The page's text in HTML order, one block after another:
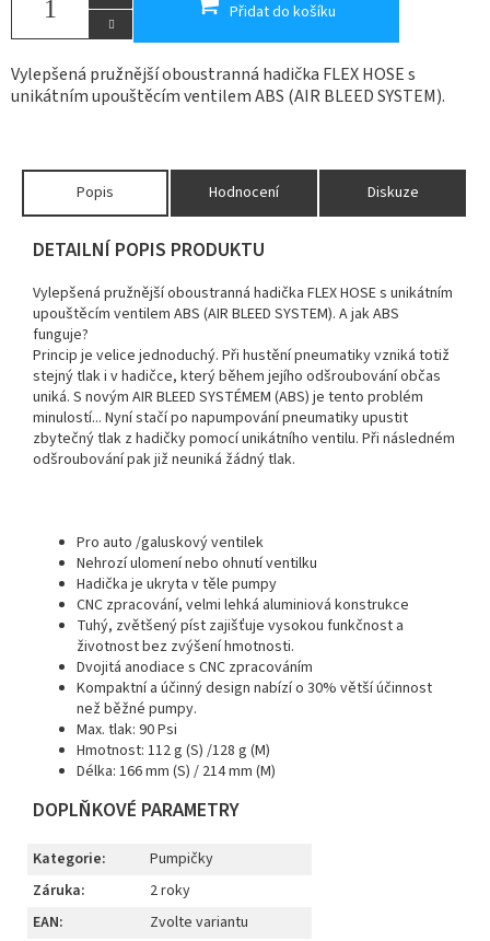
Přidat do košíku
Vylepšená pružnější oboustranná hadička FLEX HOSE s
unikátním upouštěcím ventilem ABS (AIR BLEED SYSTEM).
Popis Hodnocení Diskuze
DETAILNÍ POPIS PRODUKTU
Vylepšená pružnější oboustranná hadička FLEX HOSE s unikátním
upouštěcím ventilem ABS (AIR BLEED SYSTEM). A jak ABS
funguje?
Princip je velice jednoduchý. Při hustění pneumatiky vzniká totiž
stejný tlak i v hadičce, který během jejího odšroubování občas
uniká. S novým AIR BLEED SYSTÉMEM (ABS) je tento problém
minulostí... Nyní stačí po napumpování pneumatiky upustit
zbytečný tlak z hadičky pomocí unikátního ventilu. Při následném
odšroubování pak již neuniká žádný tlak.
Pro auto /galuskový ventilek
Nehrozí ulomení nebo ohnutí ventilku
Hadička je ukryta v těle pumpy
CNC zpracování, velmi lehká aluminiová konstrukce
Tuhý, zvětšený píst zajišťuje vysokou funkčnost a
životnost bez zvýšení hmotnosti.
Dvojitá anodiace s CNC zpracováním
Kompaktní a účinný design nabízí o 30% větší účinnost
než běžné pumpy.
Max. tlak: 90 Psi
Hmotnost: 112 g (S) /128 g (M)
Délka: 166 mm (S) / 214 mm (M)
DOPLŇKOVÉ PARAMETRY
Kategorie:
Pumpičky
Záruka:
2 roky
EAN:
Zvolte variantu